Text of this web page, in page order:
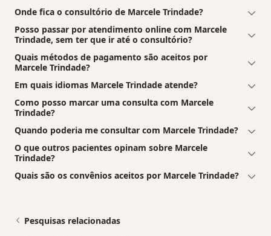
Onde fica o consultório de Marcele Trindade?
Posso passar por atendimento online com Marcele
Trindade, sem ter que ir até o consultório?
Quais métodos de pagamento são aceitos por
Marcele Trindade?
Em quais idiomas Marcele Trindade atende?
Como posso marcar uma consulta com Marcele
Trindade?
Quando poderia me consultar com Marcele Trindade?
O que outros pacientes opinam sobre Marcele
Trindade?
Quais são os convênios aceitos por Marcele Trindade?
Pesquisas relacionadas